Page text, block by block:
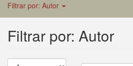
Filtrar por: Autor
Filtrar por: Autor